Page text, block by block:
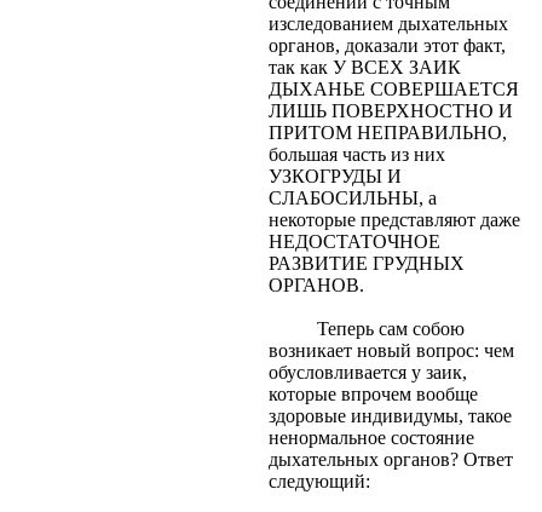
изследованием дыхательных
органов, доказали этот факт,
так как У ВСЕХ ЗАИК
ДЫХАНЬЕ СОВЕРШАЕТСЯ
ЛИШЬ ПОВЕРХНОСТНО И
ПРИТОМ НЕПРАВИЛЬНО,
большая часть из них
УЗКОГРУДЫ И
СЛАБОСИЛЬНЫ, а
некоторые представляют даже
НЕДОСТАТОЧНОЕ
РАЗВИТИЕ ГРУДНЫХ
ОРГАНОВ.
Теперь сам собою
возникает новый вопрос: чем
обусловливается у заик,
которые впрочем вообще
здоровые индивидумы, такое
ненормальное состояние
дыхательных органов? Ответ
следующий: